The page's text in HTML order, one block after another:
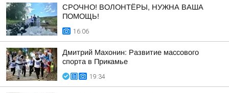
СРОЧНО! ВОЛОНТЁРЫ, НУЖНА ВАША
ПОМОЩЬ!
16:06
Дмитрий Махонин: Развитие массового
спорта в Прикамье
19:34